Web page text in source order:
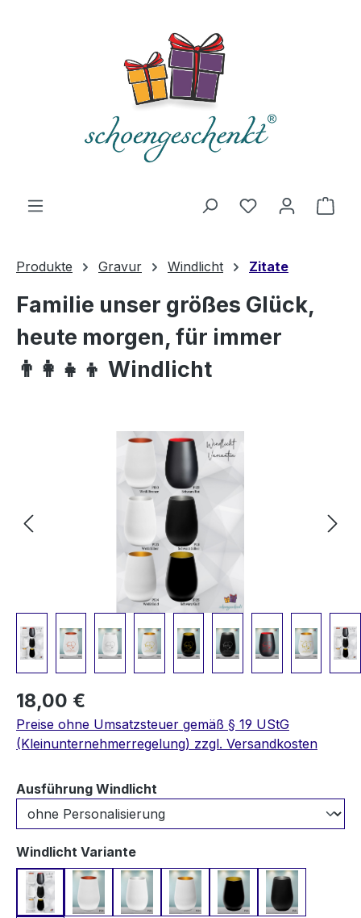
Du hast 0
Produkte Gravur Windlicht Zitate
Familie unser größes Glück,
heute morgen, für immer
👨‍👩‍👧‍👦 Windlicht
Bildergalerie überspringen
18,00 €
Preise ohne Umsatzsteuer gemäß § 19 UStG
(Kleinunternehmerregelung) zzgl. Versandkosten
Ausführung Windlicht
Windlicht Varianteauswählen
Variante auswählen
Weiß Brone (P120)
Weiß Silber (P123)
Weiß Gold (P124)
Schwarz Gold
Schwarz